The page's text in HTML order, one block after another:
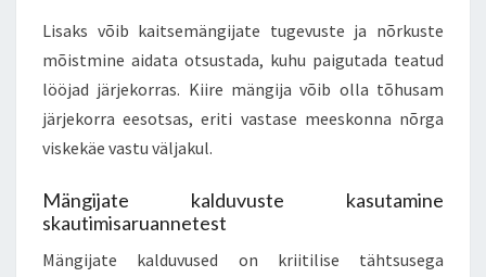
Lisaks võib kaitsemängijate tugevuste ja nõrkuste
mõistmine aidata otsustada, kuhu paigutada teatud
lööjad järjekorras. Kiire mängija võib olla tõhusam
järjekorra eesotsas, eriti vastase meeskonna nõrga
viskekäe vastu väljakul.
Mängijate kalduvuste kasutamine
skautimisaruannetest
Mängijate kalduvused on kriitilise tähtsusega